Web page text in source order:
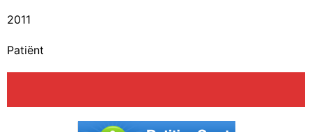
2011
Patiënt